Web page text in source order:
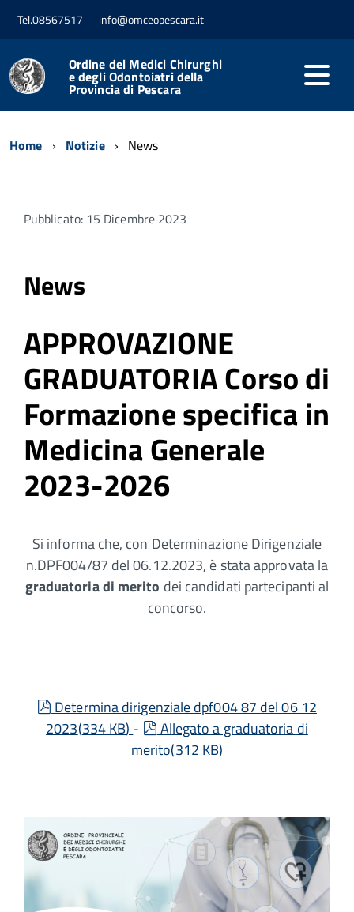
Tel.08567517 info@omceopescara.it
Ordine dei Medici Chirurghi
e degli Odontoiatri della
Provincia di Pescara
Home Notizie News
Pubblicato: 15 Dicembre 2023
News
APPROVAZIONE
GRADUATORIA Corso di
Formazione specifica in
Medicina Generale
2023-2026
Si informa che, con Determinazione Dirigenziale
n.DPF004/87 del 06.12.2023, è stata approvata la
graduatoria di merito dei candidati partecipanti al
concorso.
pdf
Determina dirigenziale dpf004 87 del 06 12
2023(334 KB) - pdf
Allegato a graduatoria di
merito(312 KB)